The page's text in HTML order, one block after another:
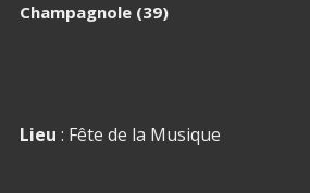
Champagnole (39)
Lieu : Fête de la Musique